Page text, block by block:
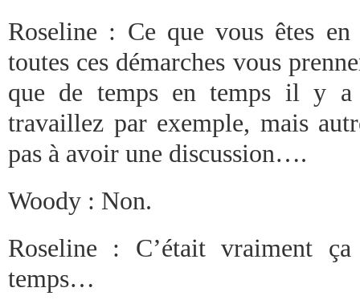
Roseline : Ce que vous êtes
toutes ces démarches vous
que de temps en temps il y a
travaillez par exemple, mais
pas à avoir une discussion….
Woody : Non.
Roseline : C’était vraiment
temps…